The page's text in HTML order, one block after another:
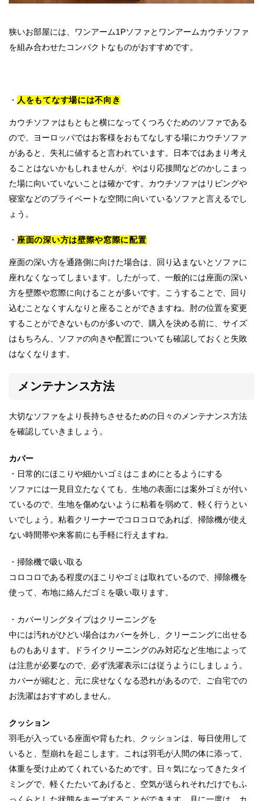
狭いお部屋には、ワンアーム1Pソファとワンアームカウチソファ
を組み合わせたコンパクトなものがおすすめです。
人をもてなす場には不向き
カウチソファはもともと横になってくつろぐためのソファである
ので、ヨーロッパではお客様をおもてなしする場にカウチソファ
があると、失礼に値すると言われています。日本ではあまり考え
ることはないかもしれませんが、やはり応接間などのかしこまっ
た場に向いていないことは確かです。カウチソファはリビングや
寝室などのプライベートな空間に向いているソファと言えるでし
ょう。
座面の深い方は壁際や窓際に配置
座面の深い方を通路側に向けた場合は、回り込まないとソファに
座れなくなってしまいます。したがって、一般的には座面の深い
方を壁際や窓際に向けることが多いです。こうすることで、回り
込むことなくすんなりと座ることができますね。肘の位置を変更
することができないものが多いので、購入を決める前に、サイズ
はもちろん、ソファの向きや配置についても確認しておくと失敗
はなくなります。
メンテナンス方法
大切なソファをより長持ちさせるための日々のメンテナンス方法
を確認していきましょう。
カバー
・日常的にほこりや細かいゴミはこまめにとるようにする
ソファには一見目立たなくても、生地の表面には案外ゴミが付い
ているので、生地を傷めないように粘着を弱めて、軽く行うとい
いでしょう。粘着クリーナーでコロコロであれば、掃除機が使え
ない時間帯や来客前にも手軽に行えますね。
・掃除機で吸い取る
コロコロである程度のほこりやゴミは取れているので、掃除機を
使って、布地に絡んだゴミを吸い取ります。
・カバーリングタイプはクリーニングを
中には汚れがひどい場合はカバーを外し、クリーニングに出せる
ものもあります。ドライクリーニングのみ対応など生地によって
は注意が必要なので、必ず洗濯表示には従うようにしましょう。
カバーが縮むと、元に戻せなくなる恐れがあるので、ご自宅での
お洗濯はおすすめしません。
クッション
羽毛が入っている座面や背もたれ、クッションは、毎日使用して
いると、型崩れを起こします。これは羽毛が人間の体に添って、
体重を受け止めてくれているためです。日々気になってきたタイ
ミングで、軽くたたいてあげると、空気が送られそれだけでもふ